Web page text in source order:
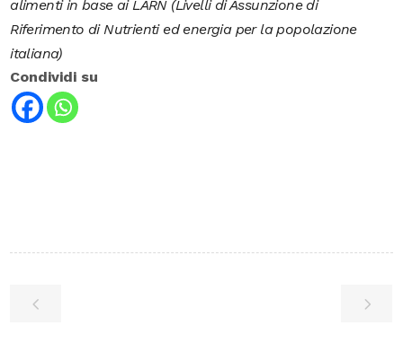
alimenti in base ai LARN (Livelli di Assunzione di
Riferimento di Nutrienti ed energia per la popolazione
italiana)
Condividi su